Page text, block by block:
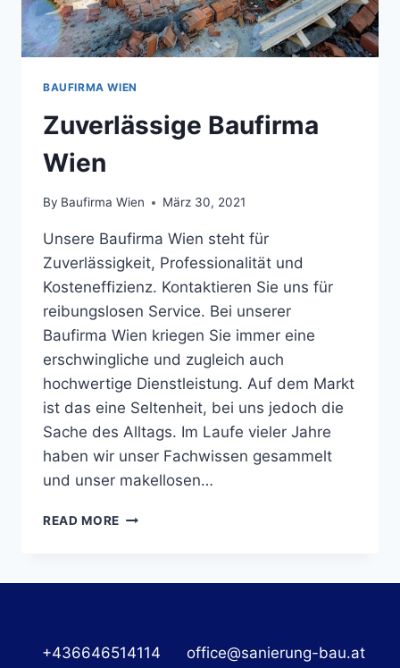
BAUFIRMA WIEN
Zuverlässige Baufirma
Wien
By Baufirma Wien März 30, 2021
Unsere Baufirma Wien steht für
Zuverlässigkeit, Professionalität und
Kosteneffizienz. Kontaktieren Sie uns für
reibungslosen Service. Bei unserer
Baufirma Wien kriegen Sie immer eine
erschwingliche und zugleich auch
hochwertige Dienstleistung. Auf dem Markt
ist das eine Seltenheit, bei uns jedoch die
Sache des Alltags. Im Laufe vieler Jahre
haben wir unser Fachwissen gesammelt
und unser makellosen…
READ MORE ZUVERLÄSSIGE
+436646514114 office@sanierung-bau.at